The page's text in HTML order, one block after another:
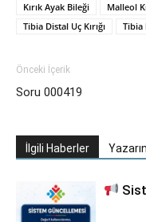
Kırık Ayak Bileği
Malleol
Tibia Distal Uç Kırığı
Tibia
Önceki İçerik
Soru 000419
İlgili Haberler